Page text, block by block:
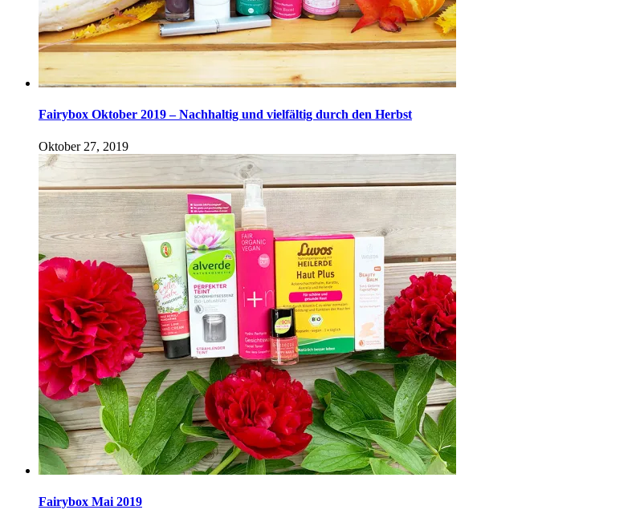
Fairybox Oktober 2019 – Nachhaltig und vielfältig durch den Herbst
Oktober 27, 2019
Fairybox Mai 2019